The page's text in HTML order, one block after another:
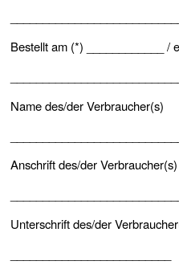
Bestellt am (*) ____________ /
Name des/der Verbraucher(s)
Anschrift des/der Verbraucher(s)
Unterschrift des/der